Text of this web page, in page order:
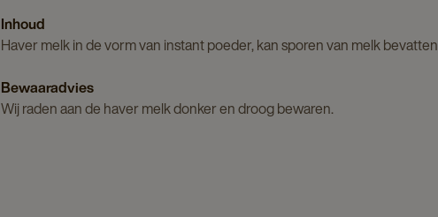
Inhoud
Haver melk in de vorm van instant poeder, kan sporen van melk bevatten
Bewaaradvies
Wij raden aan de haver melk donker en droog bewaren.